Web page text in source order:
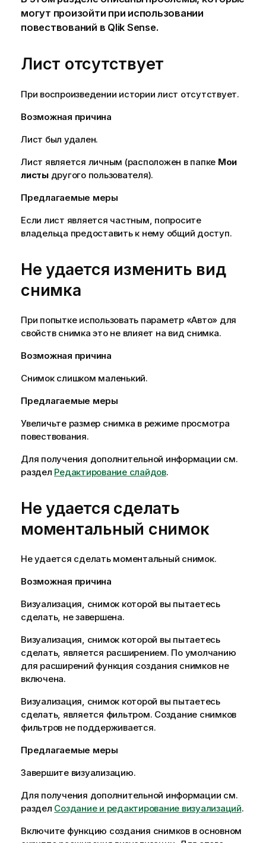
могут произойти при использовании
повествований в Qlik Sense.
Лист отсутствует
При воспроизведении истории лист отсутствует.
Возможная причина
Лист был удален.
Лист является личным (расположен в папке Мои
листыдругого пользователя).
Предлагаемые меры
Если лист является частным, попросите
владельца предоставить к нему общий доступ.
Не удается изменить вид
снимка
При попытке использовать параметр «Авто» для
свойств снимка это не влияет на вид снимка.
Возможная причина
Снимок слишком маленький.
Предлагаемые меры
Увеличьте размер снимка в режиме просмотра
повествования.
Для получения дополнительной информации см.
раздел Редактирование слайдов.
Не удается сделать
моментальный снимок
Не удается сделать моментальный снимок.
Возможная причина
Визуализация, снимок которой вы пытаетесь
сделать, не завершена.
Визуализация, снимок которой вы пытаетесь
сделать, является расширением. По умолчанию
для расширений функция создания снимков не
включена.
Визуализация, снимок которой вы пытаетесь
сделать, является фильтром. Создание снимков
фильтров не поддерживается.
Предлагаемые меры
Завершите визуализацию.
Для получения дополнительной информации см.
раздел Создание и редактирование визуализаций.
Включите функцию создания снимков в основном